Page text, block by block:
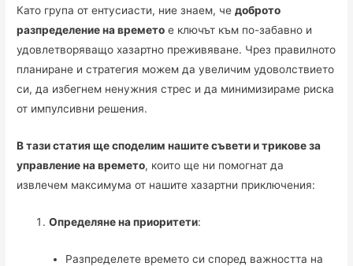
Като група от ентусиасти, ние знаем, чедоброто
разпределение на времето е ключът към по-забавно и
удовлетворяващо хазартно преживяване. Чрез правилното
планиране и стратегия можем да увеличим удоволствието
си, да избегнем ненужния стрес и да минимизираме риска
от импулсивни решения.
В тази статия ще споделим нашите съвети и трикове за
управление на времето, които ще ни помогнат да
извлечем максимума от нашите хазартни приключения:
Определяне на приоритети:
Разпределете времето си според важността на